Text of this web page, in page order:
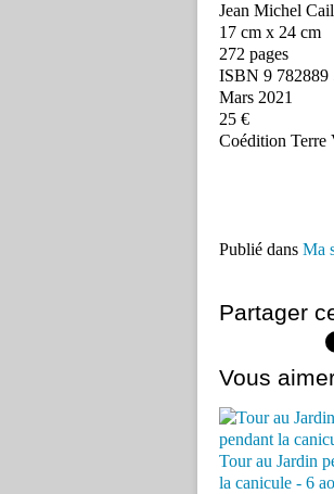
Jean Michel
17 cm x 24 cm
272 pages
ISBN 9 782889
Mars 2021
25 €
Coédition Terre
Publié dans Ma
Partager
Vous
Tour au Jardin
la canicule - 6